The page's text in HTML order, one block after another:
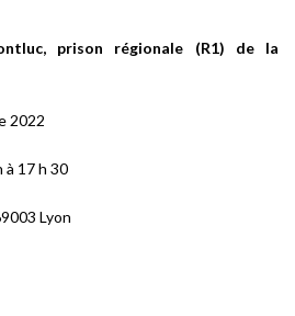
prison régionale (R1) de la
2022
à 17 h 30
Lyon